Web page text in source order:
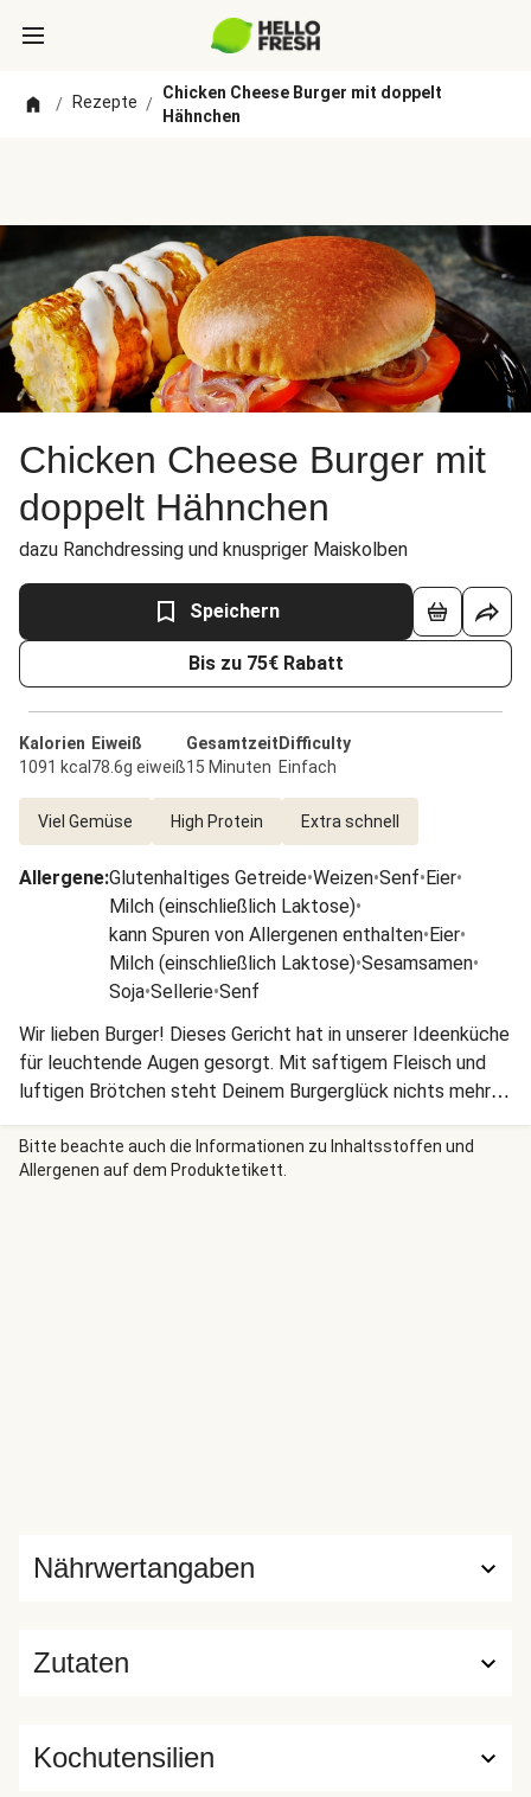
/ Rezepte /
Chicken Cheese Burger mit doppelt
Hähnchen
Chicken Cheese Burger mit
doppelt Hähnchen
dazu Ranchdressing und knuspriger Maiskolben
Speichern
Bis zu 75€ Rabatt
Kalorien
1091 kcal
Eiweiß
78.6g eiweiß
Gesamtzeit
15 Minuten
Difficulty
Einfach
Viel Gemüse High Protein Extra schnell
Allergene:Glutenhaltiges Getreide•Weizen•Senf•Eier•
Milch (einschließlich Laktose)•
kann Spuren von Allergenen enthalten•Eier•
Milch (einschließlich Laktose)•Sesamsamen•
Soja•Sellerie•Senf
Wir lieben Burger! Dieses Gericht hat in unserer Ideenküche
für leuchtende Augen gesorgt. Mit saftigem Fleisch und
luftigen Brötchen steht Deinem Burgerglück nichts mehr
im Weg. Lass es Dir schmecken!
Bitte beachte auch die Informationen zu Inhaltsstoffen und
Allergenen auf dem Produktetikett.
Zutaten
Nährwertangaben
Kochutensilien